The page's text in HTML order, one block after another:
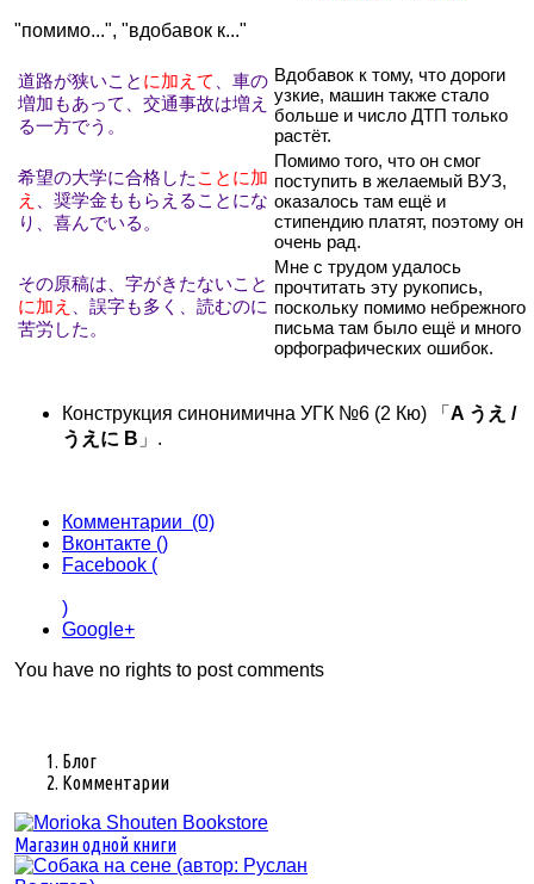
"помимо...", "вдобавок к..."
道路が狭いこと に加えて
、車の
増加もあって、交通事故は増え
る一方でう。
Вдобавок к тому, что дороги
узкие, машин также стало
больше и число ДТП только
растёт.
希望の大学に合格した ことに加
え
、奨学金ももらえることにな
り、喜んでいる。
Помимо того, что он смог
поступить в желаемый ВУЗ,
оказалось там ещё и
стипендию платят, поэтому он
очень рад.
その原稿は、字がきたないこと
に加え
、誤字も多く、読むのに
苦労した。
Мне с трудом удалось
прочтитать эту рукопись,
поскольку помимо небрежного
письма там было ещё и много
орфографических ошибок.
Конструкция синонимична УГК №6 (2 Кю) 「 A うえ /
うえに B 」.
Комментарии (0)
Вконтакте ()
Facebook (
)
Google+
You have no rights to post comments
Блог
Комментарии
Магазин одной книги